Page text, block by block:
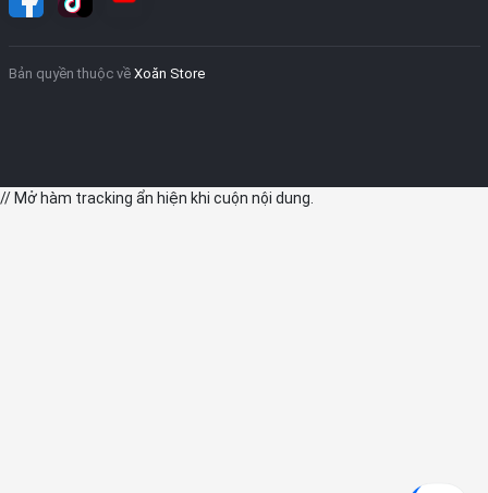
Bản quyền thuộc về Xoăn Store
// Mở hàm tracking ẩn hiện khi cuộn nội dung.